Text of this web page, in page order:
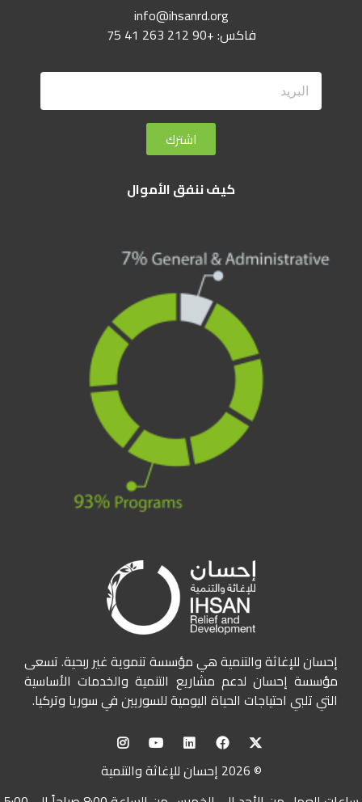
info@ihsanrd.org
فاكس: +90 212 263 41 75
اشترك
كيف ننفق الأموال
إحسان للإغاثة والتنمية هي مؤسسة تنموية غير ربحية. تسعى
مؤسسة إحسان لدعم مشاريع التنمية والخدمات الأساسية
التي تلبي احتياجات الحياة اليومية للسوريين في سوريا وتركيا.
© 2026 إحسان للإغاثة والتنمية